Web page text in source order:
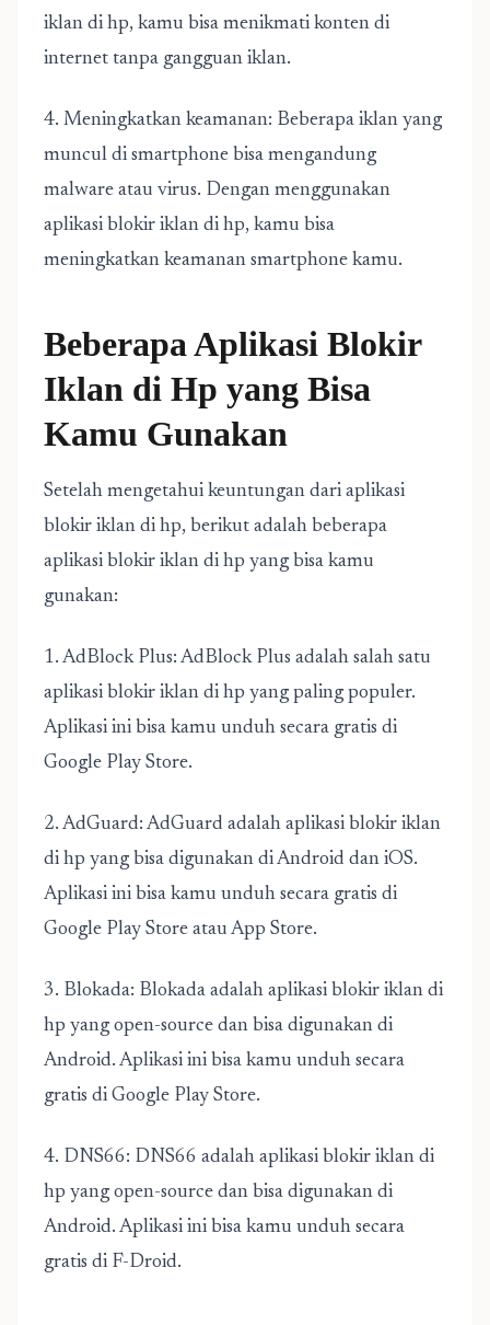
iklan di hp, kamu bisa menikmati konten di
internet tanpa gangguan iklan.
4. Meningkatkan keamanan: Beberapa iklan yang
muncul di smartphone bisa mengandung
malware atau virus. Dengan menggunakan
aplikasi blokir iklan di hp, kamu bisa
meningkatkan keamanan smartphone kamu.
Beberapa Aplikasi Blokir
Iklan di Hp yang Bisa
Kamu Gunakan
Setelah mengetahui keuntungan dari aplikasi
blokir iklan di hp, berikut adalah beberapa
aplikasi blokir iklan di hp yang bisa kamu
gunakan:
1. AdBlock Plus: AdBlock Plus adalah salah satu
aplikasi blokir iklan di hp yang paling populer.
Aplikasi ini bisa kamu unduh secara gratis di
Google Play Store.
2. AdGuard: AdGuard adalah aplikasi blokir iklan
di hp yang bisa digunakan di Android dan iOS.
Aplikasi ini bisa kamu unduh secara gratis di
Google Play Store atau App Store.
3. Blokada: Blokada adalah aplikasi blokir iklan di
hp yang open-source dan bisa digunakan di
Android. Aplikasi ini bisa kamu unduh secara
gratis di Google Play Store.
4. DNS66: DNS66 adalah aplikasi blokir iklan di
hp yang open-source dan bisa digunakan di
Android. Aplikasi ini bisa kamu unduh secara
gratis di F-Droid.